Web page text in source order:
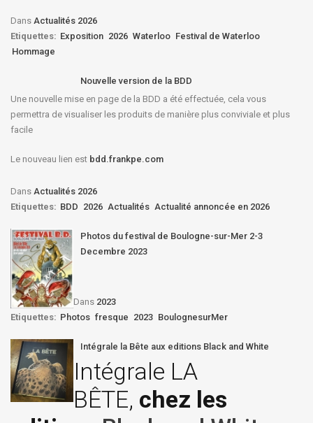
Dans Actualités 2026
Etiquettes: Exposition 2026 Waterloo Festival de Waterloo
Hommage
Nouvelle version de la BDD
Une nouvelle mise en page de la BDD a été effectuée, cela vous
permettra de visualiser les produits de manière plus conviviale et plus
facile
Le nouveau lien est bdd.frankpe.com
Dans Actualités 2026
Etiquettes: BDD 2026 Actualités Actualité annoncée en 2026
Photos du festival de Boulogne-sur-Mer 2-3
Decembre 2023
Dans 2023
Etiquettes: Photos fresque 2023 BoulognesurMer
Intégrale la Bête aux editions Black and White
Intégrale LA
BÊTE, chez les